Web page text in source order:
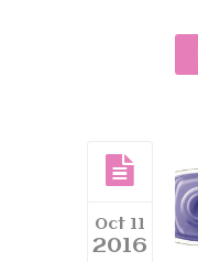
Oct 11
2016